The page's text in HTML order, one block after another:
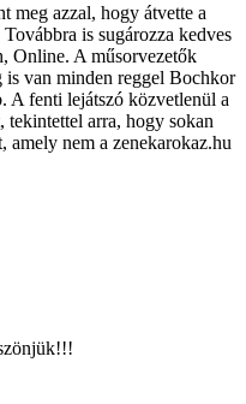
meg azzal, hogy átvette a
is sugározza kedves
Online. A műsorvezetők
is van minden reggel Bochkor
A fenti lejátszó közvetlenül a
tekintettel arra, hogy sokan
amely nem a zenekarokaz.hu